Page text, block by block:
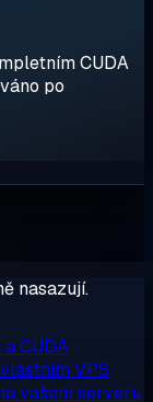
CUDA
po
nasazují.
CUDA
VPS
vašem serveru